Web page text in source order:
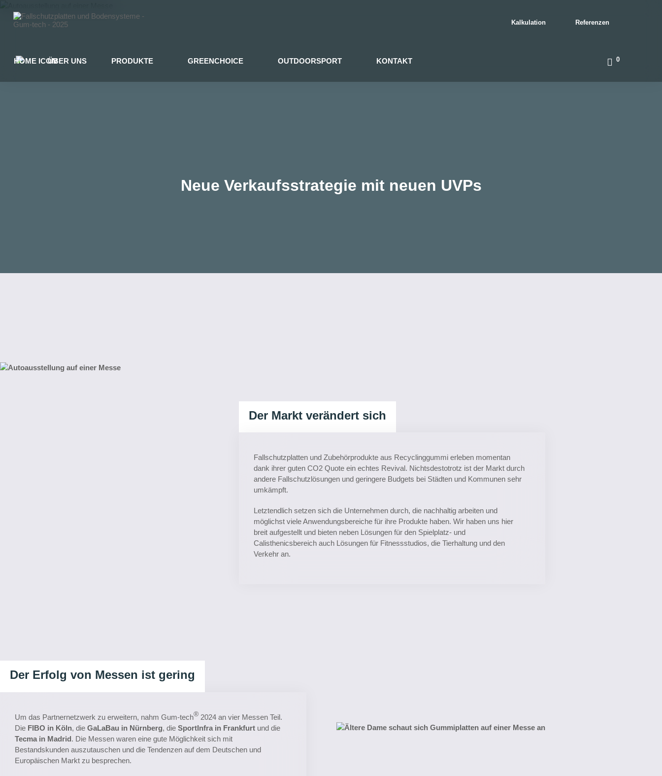
Kalkulation Referenzen
ÜBER UNS PRODUKTE GREENCHOICE OUTDOORSPORT KONTAKT 0
Neue Verkaufsstrategie mit neuen UVPs
Fallschutzplatten und Zubehörprodukte aus Recyclinggummi erleben momentan
dank ihrer guten CO2 Quote ein echtes Revival. Nichtsdestotrotz ist der Markt durch
andere Fallschutzlösungen und geringere Budgets bei Städten und Kommunen sehr
umkämpft.
Letztendlich setzen sich die Unternehmen durch, die nachhaltig arbeiten und
möglichst viele Anwendungsbereiche für ihre Produkte haben. Wir haben uns hier
breit aufgestellt und bieten neben Lösungen für den Spielplatz- und
Calisthenicsbereich auch Lösungen für Fitnessstudios, die Tierhaltung und den
Verkehr an.
Der Markt verändert sich
Um das Partnernetzwerk zu erweitern, nahm Gum-tech® 2024 an vier Messen Teil.
Die FIBO in Köln, die GaLaBau in Nürnberg, die SportInfra in Frankfurt und die
Tecma in Madrid. Die Messen waren eine gute Möglichkeit sich mit
Bestandskunden auszutauschen und die Tendenzen auf dem Deutschen und
Europäischen Markt zu besprechen.
Der Erfolg von Messen ist gering